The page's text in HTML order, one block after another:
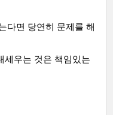
다면 당연히 문제를 해
세우는 것은 책임있는